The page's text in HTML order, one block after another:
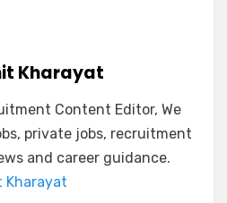
Kharayat
Content Editor, We
private jobs, recruitment
and career guidance.
Kharayat